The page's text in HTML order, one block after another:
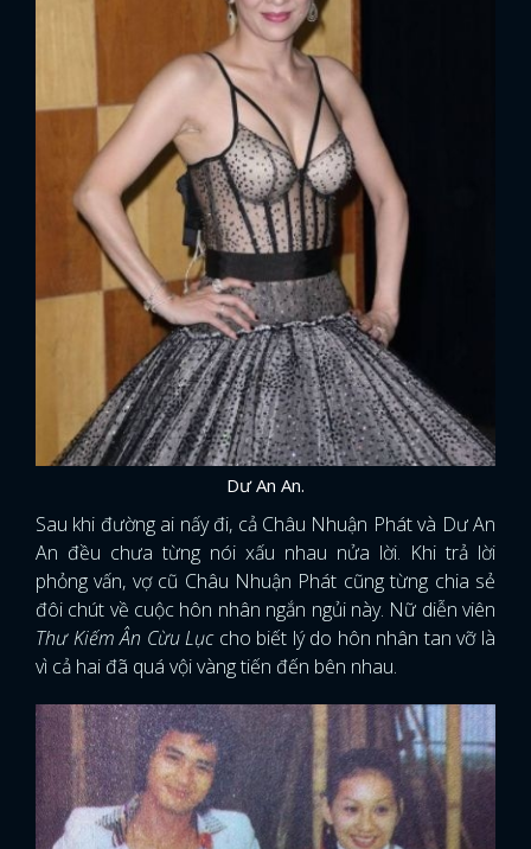
Dư An An.
Sau khi đường ai nấy đi, cả Châu Nhuận Phát và Dư An
An đều chưa từng nói xấu nhau nửa lời. Khi trả lời
phỏng vấn, vợ cũ Châu Nhuận Phát cũng từng chia sẻ
đôi chút về cuộc hôn nhân ngắn ngủi này. Nữ diễn viên
Thư Kiếm Ân Cừu Lục cho biết lý do hôn nhân tan vỡ là
vì cả hai đã quá vội vàng tiến đến bên nhau.